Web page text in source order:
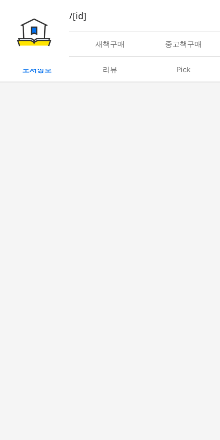
book/rent/[id]
대여 새책구매 중고책구매
도서정보 리뷰 Pick